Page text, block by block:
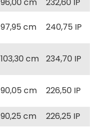
97,95 cm 240,75 IP
103,30 cm 234,70 IP
90,05 cm 226,50 IP
90,25 cm 226,25 IP